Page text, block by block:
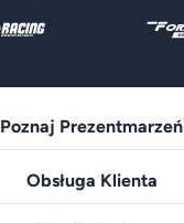
Poznaj Prezentmarzeń
Obsługa Klienta